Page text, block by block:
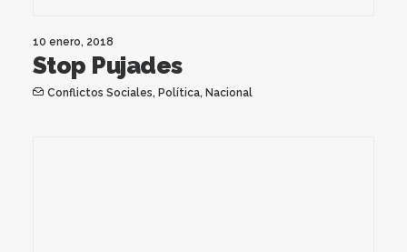
10 enero, 2018
Stop Pujades
Conflictos Sociales, Política, Nacional